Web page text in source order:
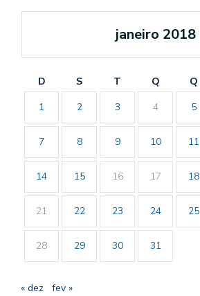
janeiro 2018
D S T Q Q
1
2 3 4 5
7 8 9 10 11
14 15 16 17 18
21 22 23 24 25
28 29 30 31
« dez fev »